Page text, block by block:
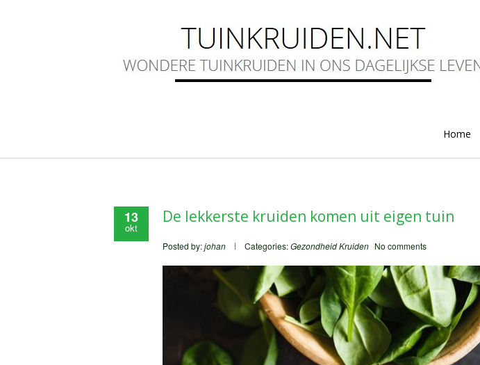
Home
13
okt
De lekkerste kruiden komen uit eigen tuin
Posted by:johan Categories:GezondheidKruiden No comments